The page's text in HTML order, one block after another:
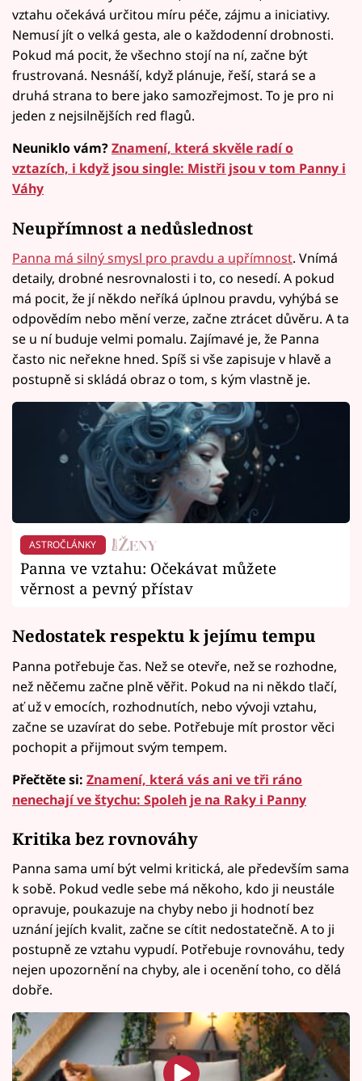
vztahu očekává určitou míru péče, zájmu a iniciativy.
Nemusí jít o velká gesta, ale o každodenní drobnosti.
Pokud má pocit, že všechno stojí na ní, začne být
frustrovaná. Nesnáší, když plánuje, řeší, stará se a
druhá strana to bere jako samozřejmost. To je pro ni
jeden z nejsilnějších red flagů.
Neuniklo vám?Znamení, která skvěle radí o
vztazích, i když jsou single: Mistři jsou v tom Panny i
Váhy
Neupřímnost a nedůslednost
Panna má silný smysl pro pravdu a upřímnost. Vnímá
detaily, drobné nesrovnalosti i to, co nesedí. A pokud
má pocit, že jí někdo neříká úplnou pravdu, vyhýbá se
odpovědím nebo mění verze, začne ztrácet důvěru. A ta
se u ní buduje velmi pomalu. Zajímavé je, že Panna
často nic neřekne hned. Spíš si vše zapisuje v hlavě a
postupně si skládá obraz o tom, s kým vlastně je.
ASTROČLÁNKY
Panna ve vztahu: Očekávat můžete
věrnost a pevný přístav
Nedostatek respektu k jejímu tempu
Panna potřebuje čas. Než se otevře, než se rozhodne,
než něčemu začne plně věřit. Pokud na ni někdo tlačí,
ať už v emocích, rozhodnutích, nebo vývoji vztahu,
začne se uzavírat do sebe. Potřebuje mít prostor věci
pochopit a přijmout svým tempem.
Přečtěte si: Znamení, která vás ani ve tři ráno
nenechají ve štychu: Spoleh je na Raky i Panny
Kritika bez rovnováhy
Panna sama umí být velmi kritická, ale především sama
k sobě. Pokud vedle sebe má někoho, kdo ji neustále
opravuje, poukazuje na chyby nebo ji hodnotí bez
uznání jejích kvalit, začne se cítit nedostatečně. A to ji
postupně ze vztahu vypudí. Potřebuje rovnováhu, tedy
nejen upozornění na chyby, ale i ocenění toho, co dělá
dobře.